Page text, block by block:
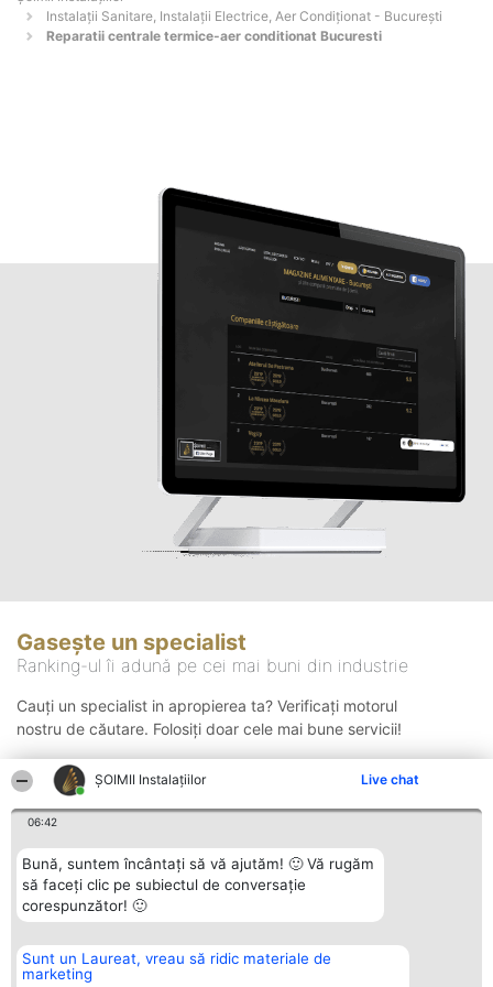
ŞOIMII Instalaţiilor Live chat
06:42
Bună, suntem încântați să vă ajutăm! 🙂 Vă rugăm
să faceți clic pe subiectul de conversație
corespunzător! 🙂
Sunt un Laureat, vreau să ridic materiale de
marketing
Instalații Sanitare, Instalații Electrice, Aer Condiționat - Bucureşti
Reparatii centrale termice-aer conditionat Bucuresti
Gasește un specialist
Ranking-ul îi adună pe cei mai buni din industrie
Cauți un specialist in apropierea ta? Verificați motorul
nostru de căutare. Folosiți doar cele mai bune servicii!
Organizator Ranking
BRIGHT SOLUTIONS BR SRL
Plebiscyt Contact